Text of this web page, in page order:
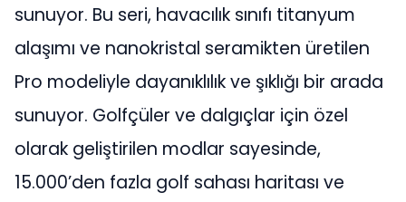
sunuyor. Bu seri, havacılık sınıfı titanyum
alaşımı ve nanokristal seramikten üretilen
Pro modeliyle dayanıklılık ve şıklığı bir arada
sunuyor. Golfçüler ve dalgıçlar için özel
olarak geliştirilen modlar sayesinde,
15.000’den fazla golf sahası haritası ve